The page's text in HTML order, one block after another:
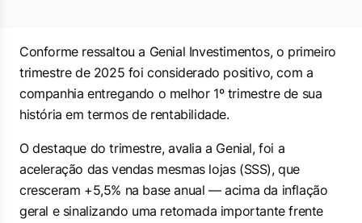
Conforme ressaltou a Genial Investimentos, o primeiro
trimestre de 2025 foi considerado positivo, com a
companhia entregando o melhor 1º trimestre de sua
história em termos de rentabilidade.
O destaque do trimestre, avalia a Genial, foi a
aceleração das vendas mesmas lojas (SSS), que
cresceram +5,5% na base anual — acima da inflação
geral e sinalizando uma retomada importante frente